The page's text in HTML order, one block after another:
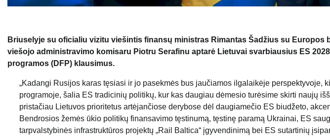
Briuselyje su oficialiu vizitu viešintis finansų ministras Rimantas Šadžius su Europos
viešojo administravimo komisaru Piotru Serafinu aptarė Lietuvai svarbiausius ES
programos (DFP) klausimus.
„Kadangi Rusijos karas tęsiasi ir jo pasekmės bus jaučiamos ilgalaikėje perspektyvoje,
programoje, šalia ES tradicinių politikų, kur kas daugiau dėmesio turėsime skirti naujų
pristačiau Lietuvos prioritetus artėjančiose derybose dėl daugiamečio ES biudžeto,
Bendrosios žemės ūkio politikų finansavimo tęstinumą, tęstinę paramą Ukrainai, ES
tarpvalstybinės infrastruktūros projektų „Rail Baltica“ įgyvendinimą bei ES sutartinių